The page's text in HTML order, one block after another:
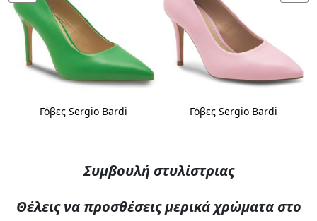
Γόβες Sergio Bardi Γόβες Sergio Bardi
Συμβουλή στυλίστριας
Θέλεις να προσθέσεις μερικά χρώματα στο